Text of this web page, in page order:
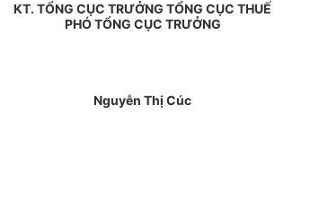
KT. TỔNG CỤC TRƯỞNG TỔNG CỤC THUẾ
PHÓ TỔNG CỤC TRƯỞNG
Nguyễn Thị Cúc